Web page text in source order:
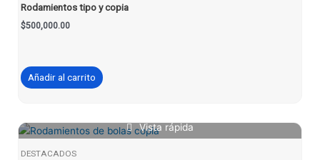
Rodamientos tipo y copia
$500,000.00
Añadir al carrito
Vista rápida
DESTACADOS